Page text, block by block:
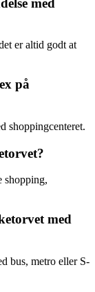
med
er altid godt at
på
shoppingcenteret.
shopping,
med
bus, metro eller S-